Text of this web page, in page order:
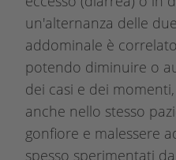
un'alternanza delle
addominale è
potendo diminuire o
dei casi e dei
anche nello stesso
gonfiore e malessere
spesso sperimentati